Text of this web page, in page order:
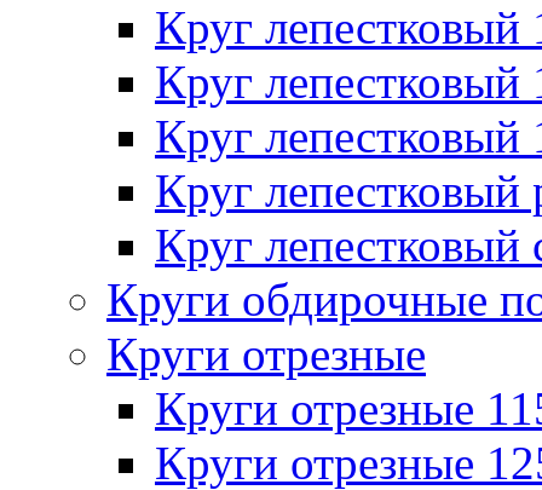
Круг
Круг
Круг
Круг лепестковый
Круг лепестковый
Круги обдирочные
Круги отрезные
Круги отрезные
Круги отрезные